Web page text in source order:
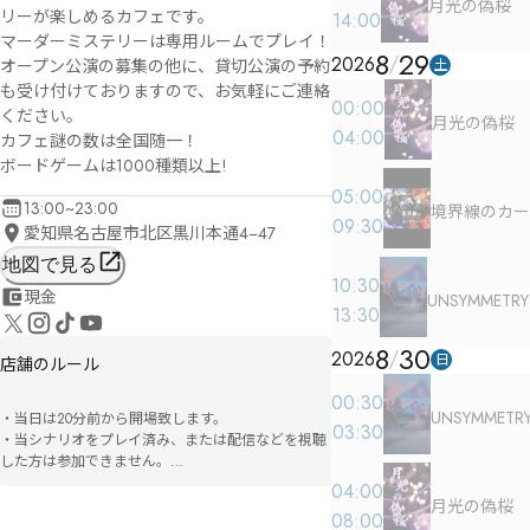
リーが楽しめるカフェです。
マーダーミステリーは専用ルームでプレイ！
オープン公演の募集の他に、貸切公演の予約
も受け付けておりますので、お気軽にご連絡
ください。
カフェ謎の数は全国随一！
13:00~23:00
愛知県名古屋市北区黒川本通4−47
地図で見る
現金
店舗のルール
・当日は20分前から開場致します。
・当シナリオをプレイ済み、または配信などを視聴
した方は参加できません。
14:00
月光の偽桜
20268 29 土
00:00
04:00
月光の偽桜
05:00
09:30
境界線のカ
10:30
13:30
UNSYMMETRY
20268 30 日
00:30
03:30
04:00
08:00
月光の偽桜